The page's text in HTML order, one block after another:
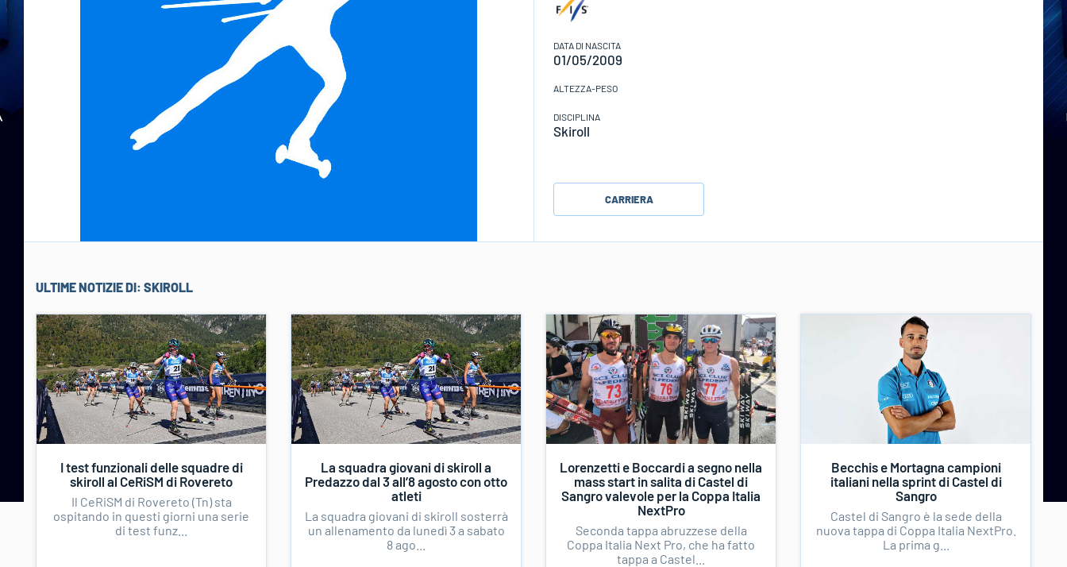
DATA DI NASCITA
01/05/2009
ALTEZZA-PESO
DISCIPLINA
Skiroll
CARRIERA
ULTIME NOTIZIE DI: SKIROLL
I test funzionali delle squadre di
skiroll al CeRiSM di Rovereto
Il CeRiSM di Rovereto (Tn) sta
ospitando in questi giorni una serie
di test funz...
La squadra giovani di skiroll a
Predazzo dal 3 all’8 agosto con otto
atleti
La squadra giovani di skiroll sosterrà
un allenamento da lunedì 3 a sabato
8 ago...
Lorenzetti e Boccardi a segno nella
mass start in salita di Castel di
Sangro valevole per la Coppa Italia
NextPro
Seconda tappa abruzzese della
Coppa Italia Next Pro, che ha fatto
tappa a Castel...
Becchis e Mortagna campioni
italiani nella sprint di Castel di
Sangro
Castel di Sangro è la sede della
nuova tappa di Coppa Italia NextPro.
La prima g...